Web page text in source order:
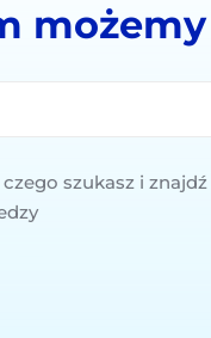
szukasz i